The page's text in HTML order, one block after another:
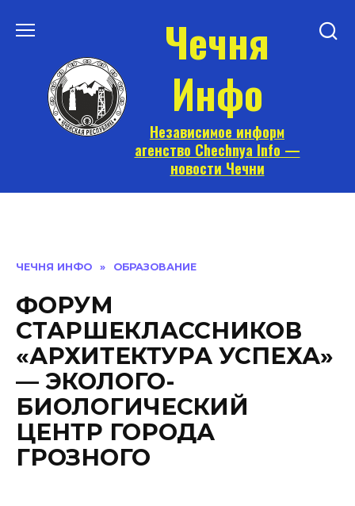
Чечня
Инфо
Независимое информ
агенство Chechnya Info —
новости Чечни
ЧЕЧНЯ ИНФО » ОБРАЗОВАНИЕ
ФОРУМ
СТАРШЕКЛАССНИКОВ
«АРХИТЕКТУРА УСПЕХА»
— ЭКОЛОГО-
БИОЛОГИЧЕСКИЙ
ЦЕНТР ГОРОДА
ГРОЗНОГО